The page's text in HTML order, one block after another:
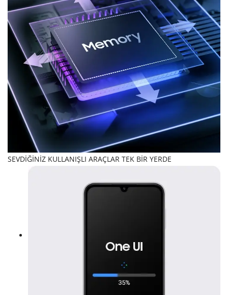
SEVDİĞİNİZ KULLANIŞLI ARAÇLAR TEK BİR YERDE